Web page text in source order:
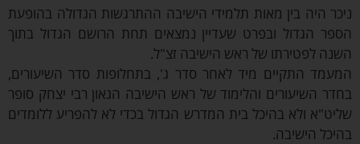
היה בין מאות תלמידי הישיבה ההתרגשות הגדולה בהופעת
הגדול ובפרט שעדיין נמצאים תחת הרושם הגדול בתוך
לפטירתו של ראש הישיבה זצ"ל.
התקיים מיד לאחר סדר ג', בתחלופות סדר השיעורים,
השיעורים והלימוד של ראש הישיבה הגאון רבי יצחק סופר
ולא בהיכל בית המדרש הגדול בכדי לא להפריע ללומדים
הישיבה.